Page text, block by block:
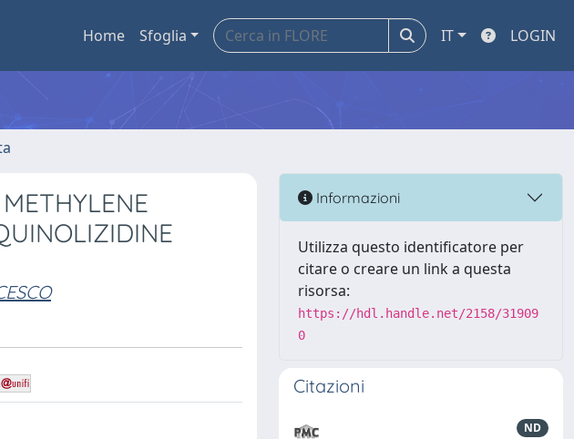
Home Sfoglia IT LOGIN
Informazioni
Utilizza questo identificatore per
citare o creare un link a questa
risorsa:
https://hdl.handle.net/2158/31909
0
Citazioni
ND